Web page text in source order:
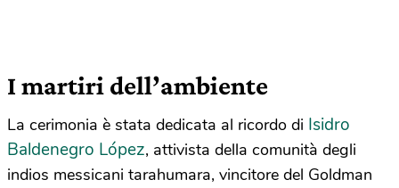
I martiri dell’ambiente
La cerimonia è stata dedicata al ricordo di Isidro
Baldenegro López, attivista della comunità degli
indios messicani tarahumara, vincitore del Goldman